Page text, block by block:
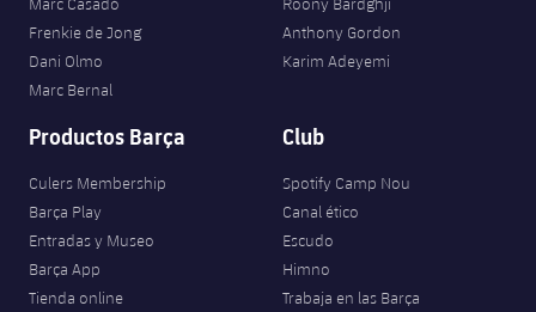
Frenkie de Jong
Dani Olmo
Marc Bernal
Anthony Gordon
Karim Adeyemi
Productos Barça
Culers Membership
Barça Play
Entradas y Museo
Barça App
Tienda online
Club
Spotify Camp Nou
Canal ético
Escudo
Himno
Trabaja en las Barça